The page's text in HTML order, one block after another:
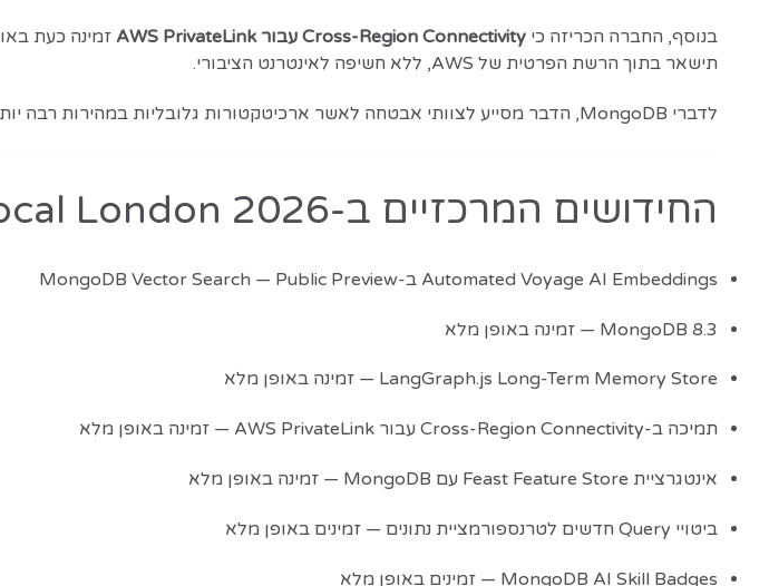
בנוסף, החברה הכריזה כי Cross-Region Connectivity עבור AWS PrivateLink
תישאר בתוך הרשת הפרטית של AWS, ללא חשיפה לאינטרנט הציבורי.
לדברי MongoDB, הדבר מסייע לצוותי אבטחה לאשר ארכיטקטורות גלובליות במהירות רבה יותר, תוך שמירה על דרישות אבטחה ורגולציה.
החידושים המרכזיים ב-MongoDB.local London 2026
Automated Voyage AI Embeddings ב-MongoDB Vector Search — Public Preview
MongoDB 8.3 — זמינה באופן מלא
LangGraph.js Long-Term Memory Store — זמינה באופן מלא
תמיכה ב-Cross-Region Connectivity עבור AWS PrivateLink — זמינה באופן מלא
אינטגרציית Feast Feature Store עם MongoDB — זמינה באופן מלא
ביטויי Query חדשים לטרנספורמציית נתונים — זמינים באופן מלא
MongoDB AI Skill Badges — זמינים באופן מלא